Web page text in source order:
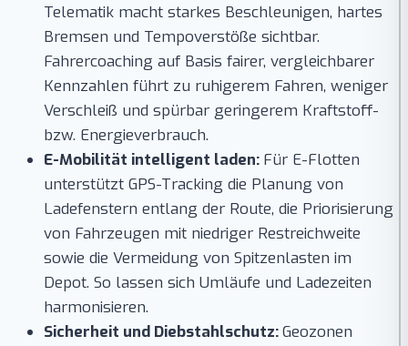
Telematik macht starkes Beschleunigen, hartes
Bremsen und Tempoverstöße sichtbar.
Fahrercoaching auf Basis fairer, vergleichbarer
Kennzahlen führt zu ruhigerem Fahren, weniger
Verschleiß und spürbar geringerem Kraftstoff-
bzw. Energieverbrauch.
E-Mobilität intelligent laden: Für E-Flotten
unterstützt GPS-Tracking die Planung von
Ladefenstern entlang der Route, die Priorisierung
von Fahrzeugen mit niedriger Restreichweite
sowie die Vermeidung von Spitzenlasten im
Depot. So lassen sich Umläufe und Ladezeiten
harmonisieren.
Sicherheit und Diebstahlschutz:Geozonen